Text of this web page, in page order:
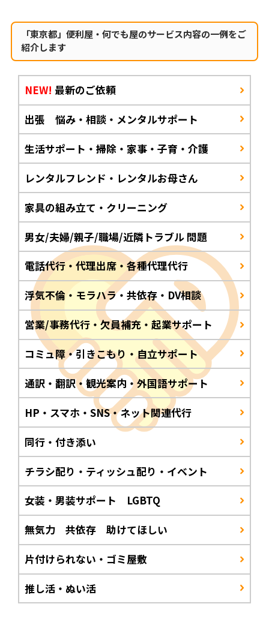
「東京都」便利屋・何でも屋のサービス内容の一例をご
紹介します
NEW! 最新のご依頼
出張 悩み・相談・メンタルサポート
生活サポート・掃除・家事・子育・介護
レンタルフレンド・レンタルお母さん
家具の組み立て・クリーニング
男女/夫婦/親子/職場/近隣トラブル 問題
電話代行・代理出席・各種代理代行
浮気不倫・モラハラ・共依存・DV相談
営業/事務代行・欠員補充・起業サポート
コミュ障・引きこもり・自立サポート
通訳・翻訳・観光案内・外国語サポート
HP・スマホ・SNS・ネット関連代行
同行・付き添い
チラシ配り・ティッシュ配り・イベント
女装・男装サポート LGBTQ
無気力 共依存 助けてほしい
片付けられない・ゴミ屋敷
推し活・ぬい活